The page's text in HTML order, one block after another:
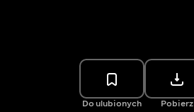
Do ulubionych Pobierz